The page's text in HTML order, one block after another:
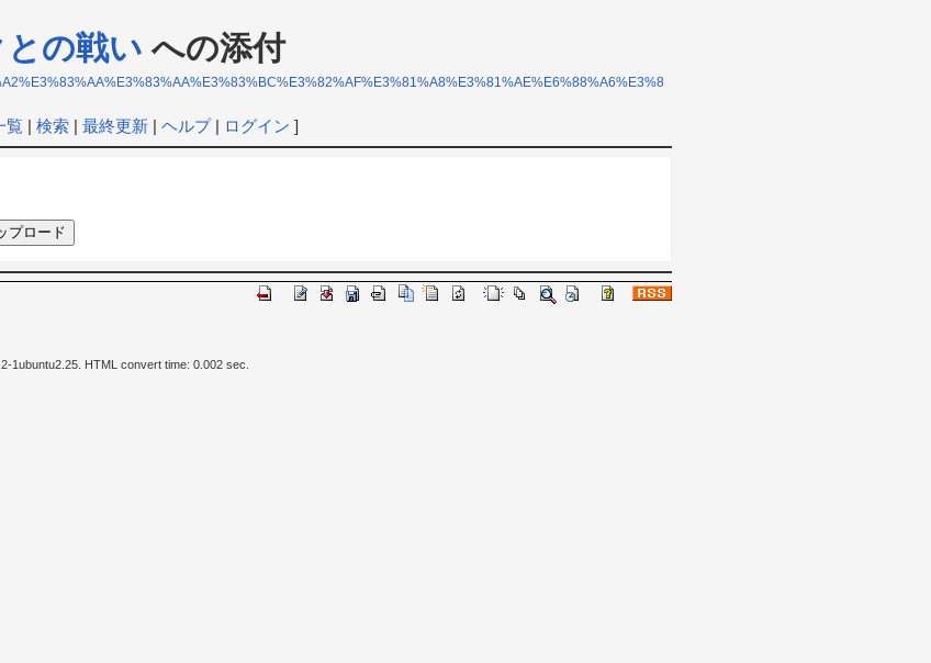
の戦い への添付
覧| 検索| 最終更新| ヘルプ| ログイン ]
1ubuntu2.25. HTML convert time: 0.002 sec.